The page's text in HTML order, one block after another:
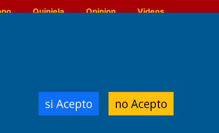
Quiniela Opinion
Videos
Impresora:
si Acepto no Acepto